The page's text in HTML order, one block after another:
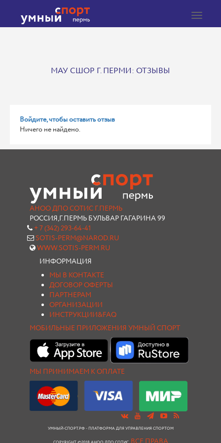
Toggle
МАУ СШОР Г. ПЕРМИ: ОТЗЫВЫ
Войдите, чтобы оставить отзыв
Ничего не найдено.
АНОО ДПО СОТИС Г.ПЕРМЬ
РОССИЯ,Г.ПЕРМЬ БУЛЬВАР ГАГАРИНА 99
+ 7 (342) 293-64-41
SOTIS-PERM@NAROD.RU
WWW.SOTIS-PERM.RU
ИНФОРМАЦИЯ
МЫ В КОНТАКТЕ
ДОГОВОР ОФЕРТЫ
ПАРТНЕРАМ
ОРГАНИЗАЦИИ
ИНСТРУКЦИИ&FAQ
МОБИЛЬНЫЕ ПРИЛОЖЕНИЯ УМНЫЙ СПОРТ
МЫ ПРИНИМАЕМ К ОПЛАТЕ
УМНЫЙ-СПОРТ.РФ - ПЛАТФОРМА ДЛЯ УПРАВЛЕНИЯ СПОРТОМ